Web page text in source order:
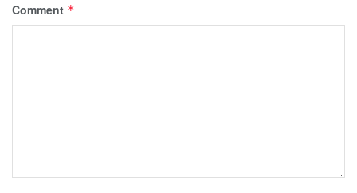
Comment *